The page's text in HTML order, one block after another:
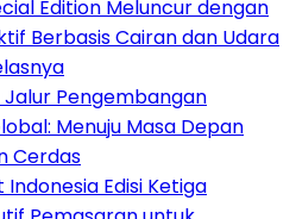
Edition Meluncur dengan
Berbasis Cairan dan Udara
Jalur Pengembangan
Menuju Masa Depan
Cerdas
Edisi Ketiga